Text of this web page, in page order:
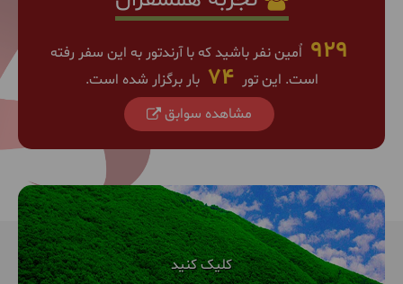
929 اٌمین نفر باشید که با آرندتور به این سفر رفته
است. این تور 74 بار برگزار شده است.
مشاهده سوابق